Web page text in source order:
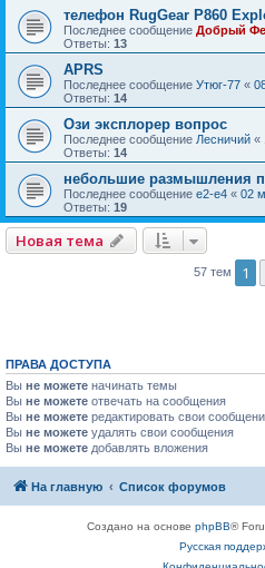
телефон RugGear P860
Последнее сообщение Добрый
Ответы: 13
APRS
Последнее сообщение Утюг-77 «
Ответы: 14
Ози эксплорер вопрос
Последнее сообщение Лесничий «
Ответы: 14
небольшие размышления
Последнее сообщение e2-e4 « 02
Ответы: 19
Новая тема
57 тем 1
ПРАВА ДОСТУПА
Вы не можете начинать темы
Вы не можете отвечать на сообщения
Вы не можете редактировать свои
Вы не можете удалять свои сообщения
Вы не можете добавлять вложения
На главную Список форумов
Создано на основе phpBB®
Русская